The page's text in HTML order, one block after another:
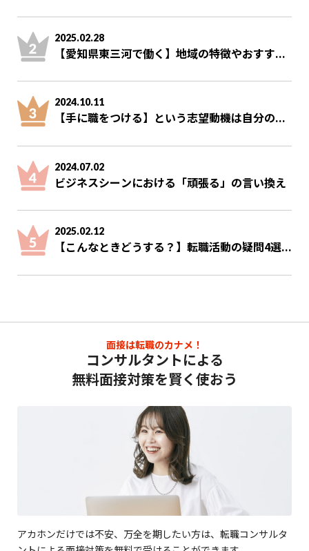
2025.02.28
【愛知県東三河で働く】地域の特徴やおすす...
2024.10.11
【手に職をつける】という志望動機は自分の...
2024.07.02
ビジネスシーンにおける「頑張る」の言い換え
2025.02.12
【こんなときどうする？】転職活動の疑問4選...
面接は転職のカナメ！
コンサルタントによる
無料面接対策を賢く使おう
アカホンだけでは不安、万全を期したい方は、転職コンサルタ